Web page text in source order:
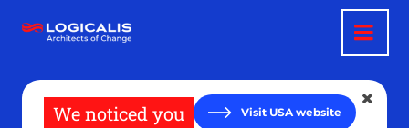
We noticed you
Visit USA website